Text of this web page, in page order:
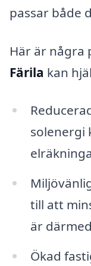
passar både
Här är några
Färila kan
solenergi
till att
är
Ökad